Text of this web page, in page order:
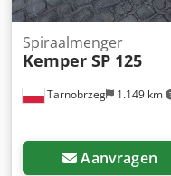
Tarnobrzeg 1.149 km
Spiraalmenger
Kemper SP 125
Aanvragen